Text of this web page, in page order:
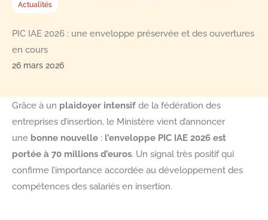
Actualités
PIC IAE 2026 : une enveloppe préservée et des ouvertures
en cours
26 mars 2026
Grâce à un plaidoyer intensif de la fédération des
entreprises d’insertion, le Ministère vient d’annoncer
une bonne nouvelle : l’enveloppe PIC IAE 2026 est
portée à 70 millions d’euros. Un signal très positif qui
confirme l’importance accordée au développement des
compétences des salariés en insertion.